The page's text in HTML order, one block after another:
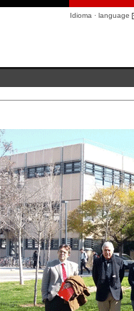
Idioma · language